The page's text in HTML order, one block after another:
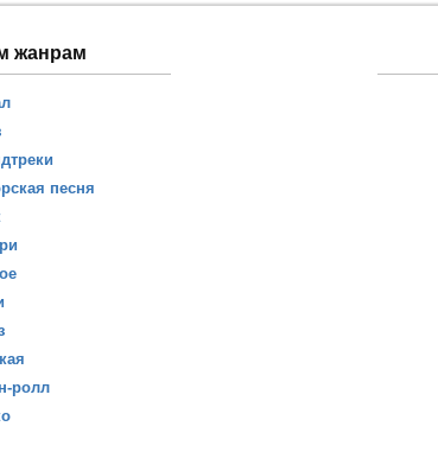
жанрам
песня
ролл